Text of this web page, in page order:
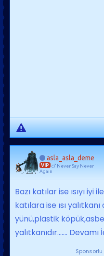
asla_asla_deme
VIP
Never Say Never
Agaın
Bazı katılar ise ısıyı iyi
katılara ise ısı
yünü,plastik
yalıtkanıdır....... Devamı
Sponsorlu